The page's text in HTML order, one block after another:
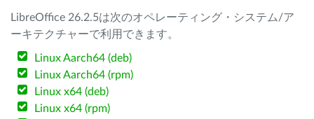
LibreOffice 26.2.5は次のオペレーティング・システム/ア
ーキテクチャーで利用できます。
Linux Aarch64 (deb)
Linux Aarch64 (rpm)
Linux x64 (deb)
Linux x64 (rpm)